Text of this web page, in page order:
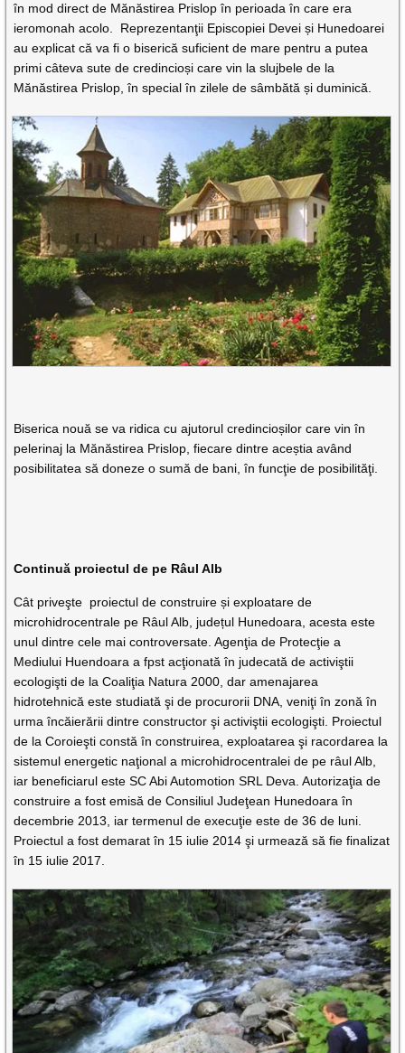
în mod direct de Mănăstirea Prislop în perioada în care era
ieromonah acolo. Reprezentanţii Episcopiei Devei și Hunedoarei
au explicat că va fi o biserică suficient de mare pentru a putea
primi câteva sute de credincioși care vin la slujbele de la
Mănăstirea Prislop, în special în zilele de sâmbătă și duminică.
Biserica nouă se va ridica cu ajutorul credincioșilor care vin în
pelerinaj la Mănăstirea Prislop, fiecare dintre aceștia având
posibilitatea să doneze o sumă de bani, în funcţie de posibilităţi.
Continuă proiectul de pe Râul Alb
Cât priveşte proiectul de construire și exploatare de
microhidrocentrale pe Râul Alb, județul Hunedoara, acesta este
unul dintre cele mai controversate. Agenţia de Protecţie a
Mediului Huendoara a fpst acţionată în judecată de activiştii
ecologişti de la Coaliţia Natura 2000, dar amenajarea
hidrotehnică este studiată şi de procurorii DNA, veniţi în zonă în
urma încăierării dintre constructor şi activiştii ecologişti. Proiectul
de la Coroieşti constă în construirea, exploatarea şi racordarea la
sistemul energetic naţional a microhidrocentralei de pe râul Alb,
iar beneficiarul este SC Abi Automotion SRL Deva. Autorizaţia de
construire a fost emisă de Consiliul Judeţean Hunedoara în
decembrie 2013, iar termenul de execuţie este de 36 de luni.
Proiectul a fost demarat în 15 iulie 2014 şi urmează să fie finalizat
în 15 iulie 2017.